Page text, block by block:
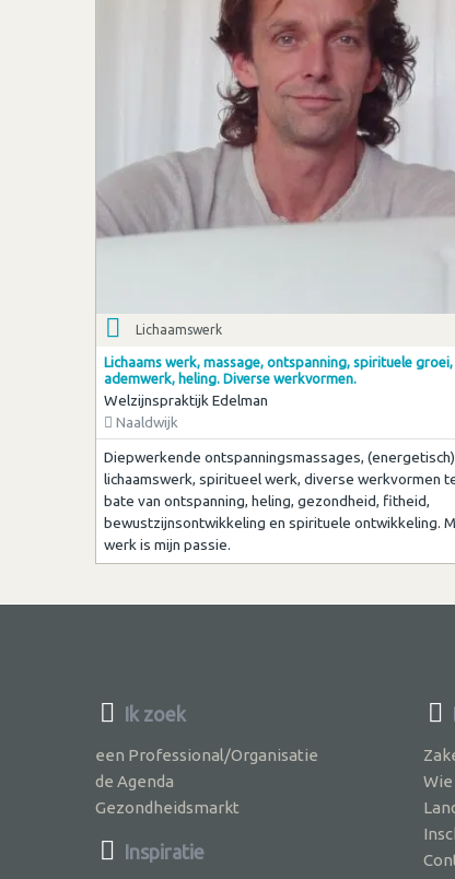
Lichaamswerk
Lichaams werk, massage, ontspanning, spirituele groei,
ademwerk, heling. Diverse werkvormen.
Welzijnspraktijk Edelman
Naaldwijk
Diepwerkende ontspanningsmassages, (energetisch)
lichaamswerk, spiritueel werk, diverse werkvormen
bate van ontspanning, heling, gezondheid, fitheid,
bewustzijnsontwikkeling en spirituele ontwikkeling.
werk is mijn passie.
Ik zoek
een Professional/Organisatie
de Agenda
Gezondheidsmarkt
Inspiratie